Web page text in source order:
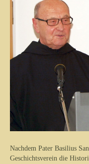
Nachdem Pater Basilius
Geschichtsverein die